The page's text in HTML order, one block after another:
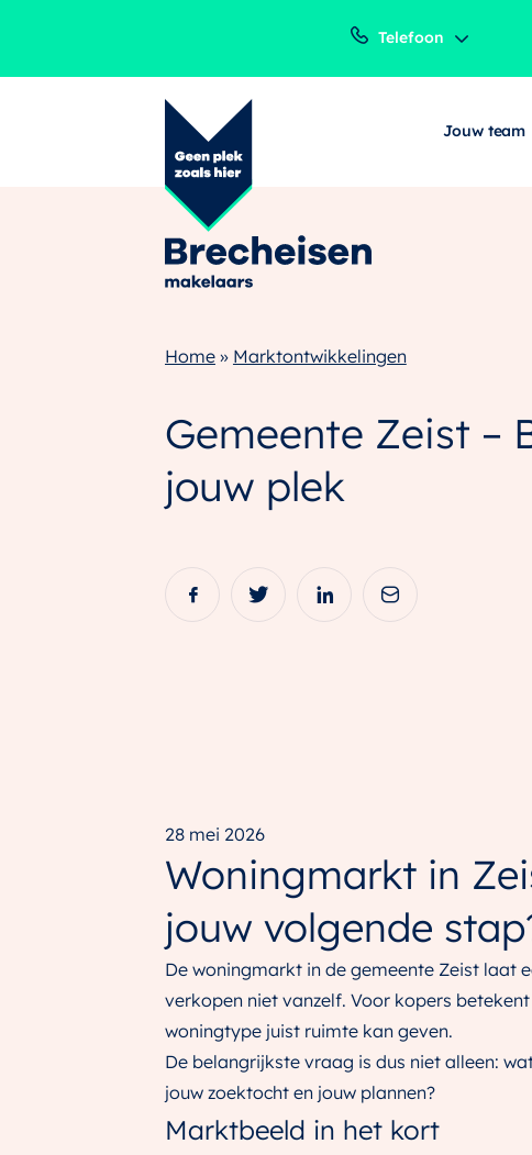
Telefoon
Jouw team
Home» Marktontwikkelingen
Gemeente Zeist –
jouw plek
28 mei 2026
Woningmarkt in
jouw volgende
De woningmarkt in de gemeente Zeist laat
verkopen niet vanzelf. Voor kopers
woningtype juist ruimte kan geven.
De belangrijkste vraag is dus niet alleen:
jouw zoektocht en jouw plannen?
Marktbeeld in het kort